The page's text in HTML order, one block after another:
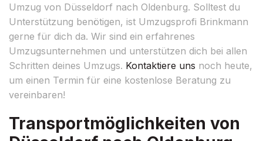
Umzug von Düsseldorf nach Oldenburg. Solltest du
Unterstützung benötigen, ist Umzugsprofi Brinkmann
gerne für dich da. Wir sind ein erfahrenes
Umzugsunternehmen und unterstützen dich bei allen
Schritten deines Umzugs. Kontaktiere uns noch heute,
um einen Termin für eine kostenlose Beratung zu
vereinbaren!
Transportmöglichkeiten von